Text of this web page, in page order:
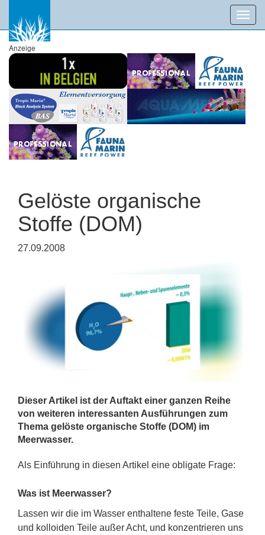
Anzeige
Gelöste organische
Stoffe (DOM)
27.09.2008
Dieser Artikel ist der Auftakt einer ganzen Reihe
von weiteren interessanten Ausführungen zum
Thema gelöste organische Stoffe (DOM) im
Meerwasser.
Als Einführung in diesen Artikel eine obligate Frage:
Was ist Meerwasser?
Lassen wir die im Wasser enthaltene feste Teile, Gase
und kolloiden Teile außer Acht, und konzentrieren uns